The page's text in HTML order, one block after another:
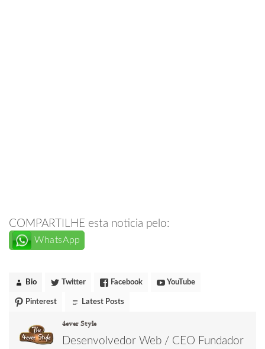
COMPARTILHE esta noticia pelo:
WhatsApp
Bio Twitter Facebook YouTube
Pinterest Latest Posts
4ever Style
Desenvolvedor Web / CEO Fundador